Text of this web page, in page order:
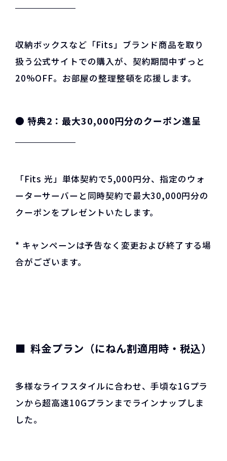
収納ボックスなど「Fits」ブランド商品を取り
扱う公式サイトでの購入が、契約期間中ずっと
20%OFF。お部屋の整理整頓を応援します。
● 特典2：最大30,000円分のクーポン進呈
「Fits 光」単体契約で5,000円分、指定のウォ
ーターサーバーと同時契約で最大30,000円分の
クーポンをプレゼントいたします。
* キャンペーンは予告なく変更および終了する場
合がございます。
料金プラン（にねん割適用時・税込）
多様なライフスタイルに合わせ、手頃な1Gプラ
ンから超高速10Gプランまでラインナップしま
した。